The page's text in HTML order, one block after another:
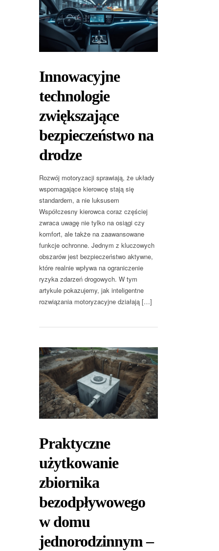
Innowacyjne
technologie
zwiększające
bezpieczeństwo na
drodze
Rozwój motoryzacji sprawiają, że układy
wspomagające kierowcę stają się
standardem, a nie luksusem
Współczesny kierowca coraz częściej
zwraca uwagę nie tylko na osiągi czy
komfort, ale także na zaawansowane
funkcje ochronne. Jednym z kluczowych
obszarów jest bezpieczeństwo aktywne,
które realnie wpływa na ograniczenie
ryzyka zdarzeń drogowych. W tym
artykule pokazujemy, jak inteligentne
rozwiązania motoryzacyjne działają […]
Praktyczne
użytkowanie
zbiornika
bezodpływowego
w domu
jednorodzinnym –